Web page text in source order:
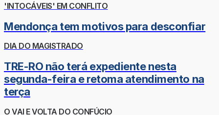
'INTOCÁVEIS' EM CONFLITO
Mendonça tem motivos para desconfiar
DIA DO MAGISTRADO
TRE-RO não terá expediente nesta
segunda-feira e retoma atendimento na
terça
O VAI E VOLTA DO CONFÚCIO